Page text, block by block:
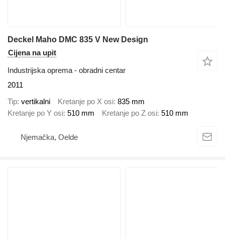
Deckel Maho DMC 835 V New Design
Cijena na upit
Industrijska oprema - obradni centar
2011
Tip vertikalni Kretanje po X osi 835 mm
Kretanje po Y osi 510 mm Kretanje po Z osi 510 mm
Njemačka, Oelde